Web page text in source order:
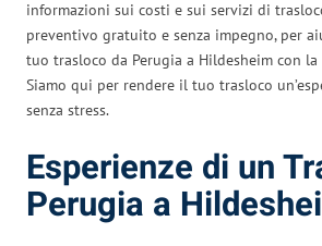
informazioni sui costi e sui servizi di
preventivo gratuito e senza impegno, per
tuo trasloco da Perugia a Hildesheim con
Siamo qui per rendere il tuo trasloco
senza stress.
Esperienze di un
Perugia a